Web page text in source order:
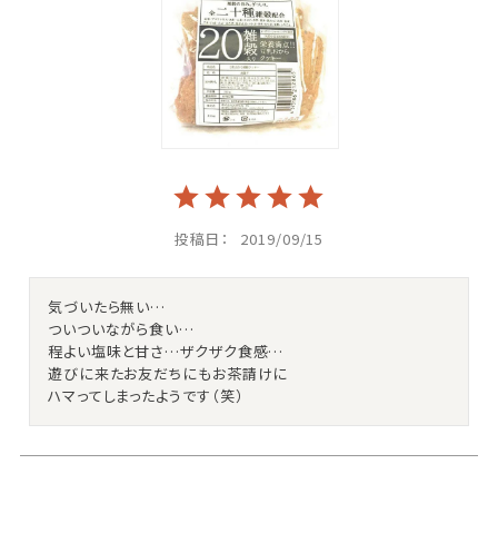
投稿日 2019/09/15
気づいたら無い…
ついついながら食い…
程よい塩味と甘さ…ザクザク食感…
遊びに来たお友だちにもお茶請けに
ハマってしまったようです（笑）